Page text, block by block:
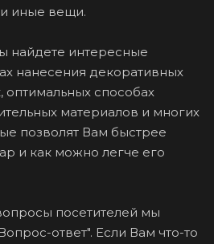
иные вещи.
найдете интересные
нанесения декоративных
оптимальных способах
материалов и многих
позволят Вам быстрее
и как можно легче его
посетителей мы
Вопрос-ответ". Если Вам что-то